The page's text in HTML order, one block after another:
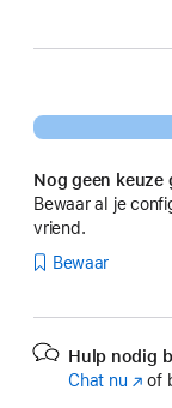
Nog geen keuze
Bewaar al je
vriend.
Bewaar
Hulp nodig
Chat nu
of